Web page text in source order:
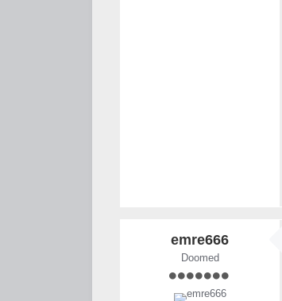
emre666
Doomed